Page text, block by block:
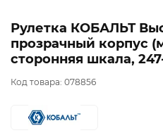
Рулетка КОБАЛЬТ
прозрачный корпус
сторонняя шкала,
Код товара: 078856